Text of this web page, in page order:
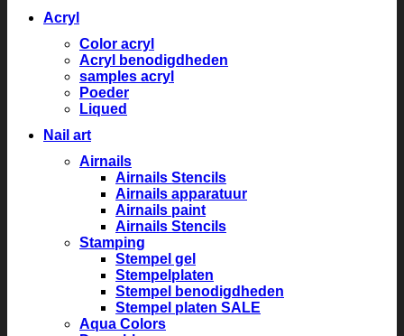
Acryl
Color acryl
Acryl benodigdheden
samples acryl
Poeder
Liqued
Nail art
Airnails
Airnails Stencils
Airnails apparatuur
Airnails paint
Airnails Stencils
Stamping
Stempel gel
Stempelplaten
Stempel benodigdheden
Stempel platen SALE
Aqua Colors